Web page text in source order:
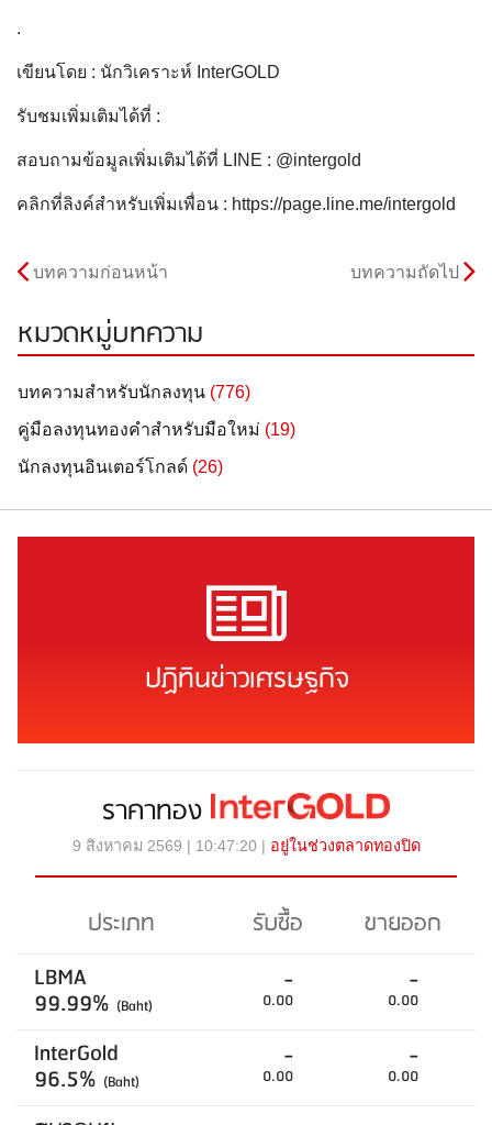
.
เขียนโดย : นักวิเคราะห์ InterGOLD
รับชมเพิ่มเติมได้ที่ :
สอบถามข้อมูลเพิ่มเติมได้ที่ LINE : @intergold
คลิกที่ลิงค์สำหรับเพิ่มเพื่อน : https://page.line.me/intergold
บทความก่อนหน้า บทความถัดไป
หมวดหมู่บทความ
บทความสำหรับนักลงทุน (776)
คู่มือลงทุนทองคำสำหรับมือใหม่ (19)
นักลงทุนอินเตอร์โกลด์ (26)
ปฏิทินข่าวเศรษฐกิจ
ราคาทอง
9 สิงหาคม 2569 | 10:47:20 | อยู่ในช่วงตลาดทองปิด
ประเภท รับซื้อ
ขายออก
LBMA
99.99% (Baht)
-
0.00
-
0.00
InterGold
96.5% (Baht)
-
0.00
-
0.00